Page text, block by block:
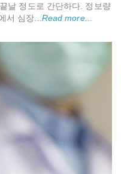
날 정도로 간단하다. 정보량
서 심장...Read more...